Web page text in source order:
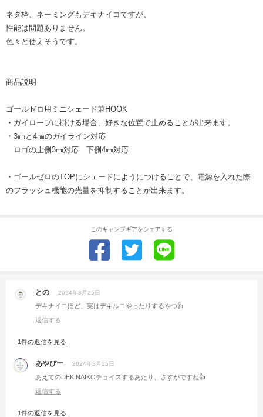
ネタ枠、ネーミングもデキナイコですが、
性能は問題ありません。
色々と使えそうです。
商品説明
ゴールゼロ用ミニシェード兼HOOK
・ガイロープに掛ける場合、好きな位置で止めることが出来ます。
・3㎜と4㎜のガイライン対応
ロゴの上側3㎜対応 下側4㎜対応
・ゴールゼロのTOPにシェードにようにつけることで、電源を入れた際
のフラッシュ機能の光量を抑制することが出来ます。
このキャンプギアをシェアする
との 2024年3月25日
デキナイコほど、実はデキルコやったりするやつ👍
返信する
1件の返信を見る
あやぴー 2024年3月25日
あえてのDEKINAIKOチョイスするあたり、さすがですね👍
返信する
1件の返信を見る